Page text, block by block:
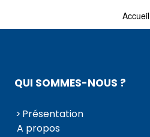
Accueil
QUI SOMMES-NOUS ?
Présentation
A propos